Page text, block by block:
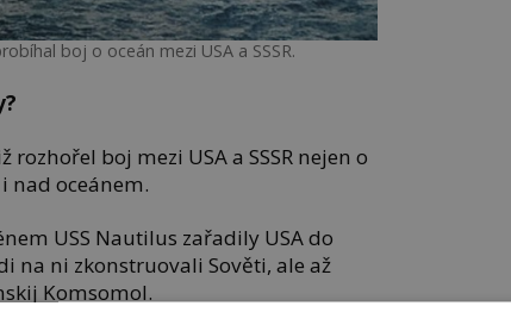
boj o oceán mezi USA a SSSR.
rozhořel boj mezi USA a SSSR nejen o
nad oceánem.
USS Nautilus zařadily USA do
na ni zkonstruovali Sověti, ale až
Komsomol.